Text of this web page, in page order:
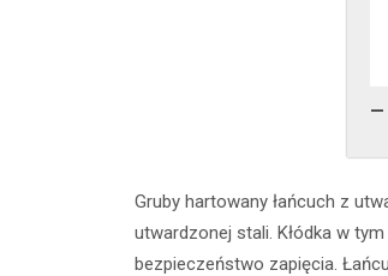
Gruby hartowany łańcuch z
utwardzonej stali. Kłódka w
bezpieczeństwo zapięcia.